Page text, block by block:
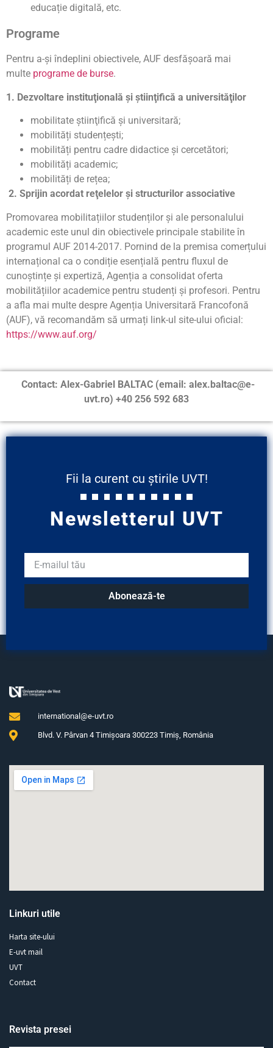
educație digitală, etc.
Programe
Pentru a-şi îndeplini obiectivele, AUF desfăşoară mai
multe programe de burse.
1. Dezvoltare instituţională şi ştiinţifică a universităţilor
mobilitate ştiinţifică şi universitară;
mobilități studențești;
mobilități pentru cadre didactice și cercetători;
mobilități academic;
mobilități de rețea;
2. Sprijin acordat reţelelor şi structurilor associative
Promovarea mobilitațiilor studenților și ale personalului
academic este unul din obiectivele principale stabilite în
programul AUF 2014-2017. Pornind de la premisa comerțului
internațional ca o condiție esențială pentru fluxul de
cunoștințe și expertiză, Agenția a consolidat oferta
mobilitățiilor academice pentru studenți și profesori. Pentru
a afla mai multe despre Agenția Universitară Francofonă
(AUF), vă recomandăm să urmați link-ul site-ului oficial:
https://www.auf.org/
Contact: Alex-Gabriel BALTAC (email: alex.baltac@e-
uvt.ro) +40 256 592 683
Fii la curent cu știrile UVT!
Newsletterul UVT
Abonează-te
international@e-uvt.ro
Blvd. V. Pârvan 4 Timişoara 300223 Timiş, România
Linkuri utile
Harta site-ului
E-uvt mail
UVT
Contact
Revista presei